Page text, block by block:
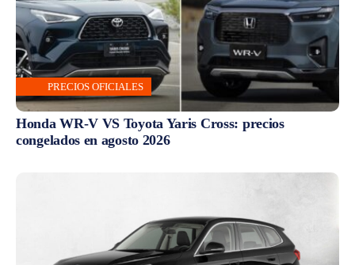
PRECIOS OFICIALES
Honda WR-V VS Toyota Yaris Cross: precios
congelados en agosto 2026